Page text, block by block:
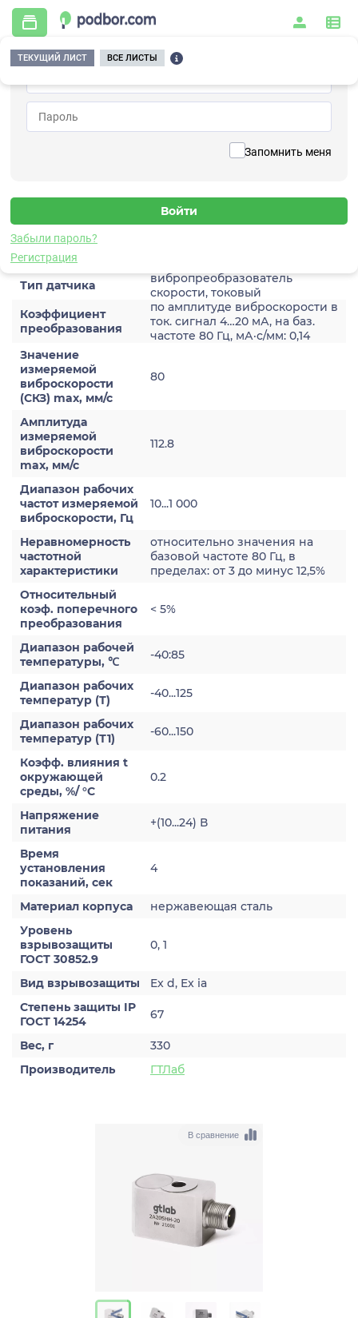
Запомнить меня
Забыли пароль?
Регистрация
ТЕКУЩИЙ ЛИСТ ВСЕ ЛИСТЫ
Главная / Контрольно-измерительные приборы и автоматика / Датчики /
Виброскорости / 2A205HH-80
Датчик виброскороости
Характеристики
Тип датчика
вибропреобразователь
скорости, токовый
Коэффициент
преобразования
по амплитуде виброскорости в
ток. сигнал 4…20 мА, на баз.
частоте 80 Гц, мА·с/мм: 0,14
Значение
измеряемой
виброскорости
(СКЗ) max, мм/с
80
Амплитуда
измеряемой
виброскорости
max, мм/с
112.8
Диапазон рабочих
частот измеряемой
виброскорости, Гц
10...1 000
Неравномерность
частотной
характеристики
относительно значения на
базовой частоте 80 Гц, в
пределах: от 3 до минус 12,5%
Относительный
коэф. поперечного
преобразования
< 5%
Диапазон рабочей
температуры, ℃
-40:85
Диапазон рабочих
температур (Т)
-40...125
Диапазон рабочих
температур (Т1)
-60...150
Коэфф. влияния t
окружающей
среды, %/ °С
0.2
Напряжение
питания
+(10...24) В
Время
установления
показаний, сек
4
Материал корпуса
нержавеющая сталь
Уровень
взрывозащиты
ГОСТ 30852.9
0, 1
Вид взрывозащиты
Ex d, Ex ia
Степень защиты IP
ГОСТ 14254
67
Вес, г
330
Производитель
ГТЛаб
В сравнение